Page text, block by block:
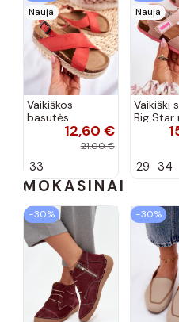
Nauja
Vaikiškos
basutės
koralinės12,60 €
21,00 €
33
Nauja
Vaikiški
Big Star
spalvos
29 34
MOKASINAI
−30% −30%